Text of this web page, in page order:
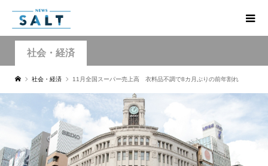
社会・経済
社会・経済 11月全国スーパー売上高 衣料品不調で8カ月ぶりの前年割れ